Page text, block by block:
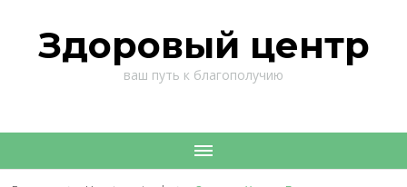
Здоровый центр
ваш путь к благополучию